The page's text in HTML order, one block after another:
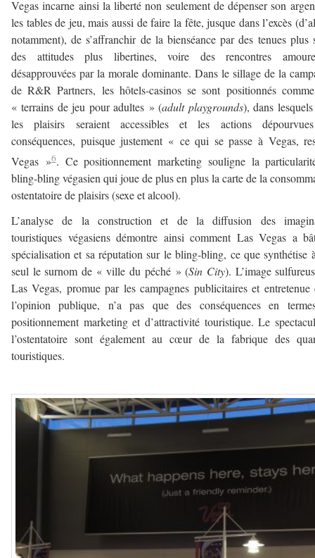
Vegas incarne ainsi la liberté non seulement de dépenser son
les tables de jeu, mais aussi de faire la fête, jusque dans l’excès
notamment), de s’affranchir de la bienséance par des tenues plus
des attitudes plus libertines, voire des rencontres
désapprouvées par la morale dominante. Dans le sillage de la
de R&R Partners, les hôtels-casinos se sont positionnés
« terrains de jeu pour adultes » (adult playgrounds), dans
les plaisirs seraient accessibles et les actions
conséquences, puisque justement « ce qui se passe à Vegas,
Vegas »6. Ce positionnement marketing souligne la
bling-bling végasien qui joue de plus en plus la carte de la
ostentatoire de plaisirs (sexe et alcool).
L’analyse de la construction et de la diffusion des
touristiques végasiens démontre ainsi comment Las Vegas a
spécialisation et sa réputation sur le bling-bling, ce que synthétise
seul le surnom de « ville du péché » (Sin City). L’image
Las Vegas, promue par les campagnes publicitaires et entretenue
l’opinion publique, n’a pas que des conséquences en
positionnement marketing et d’attractivité touristique. Le
l’ostentatoire sont également au cœur de la fabrique des
touristiques.